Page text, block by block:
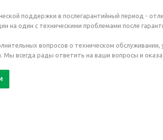
поддержки в послегарантийный период -
на один с техническими проблемами после
вопросов о техническом
Мы всегда рады ответить на ваши вопросы и